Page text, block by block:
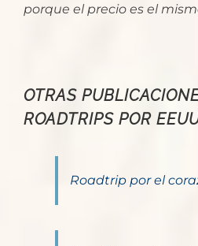
porque el precio es el
OTRAS
ROADTRIPS POR
Roadtrip por el